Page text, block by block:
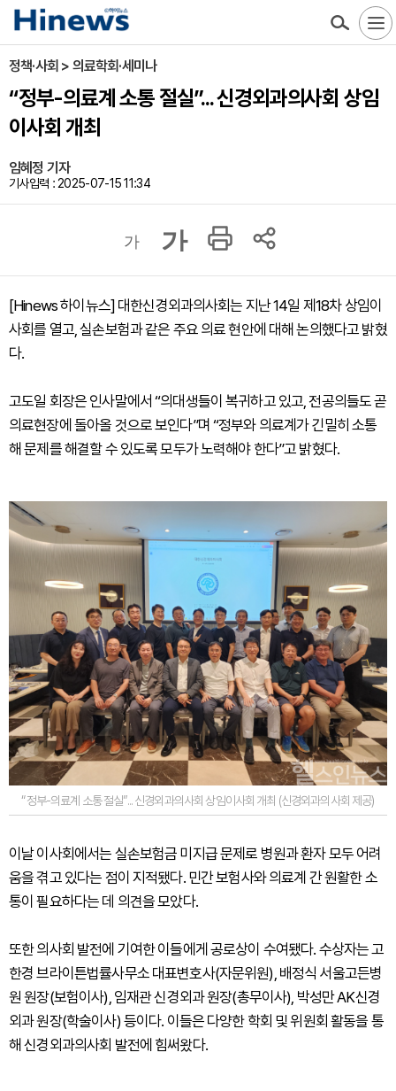
정책·사회 > 의료학회·세미나
“정부-의료계 소통 절실”... 신경외과의사회 상임
이사회 개최
임혜정 기자
기사입력 : 2025-07-15 11:34
가 가
[Hinews 하이뉴스] 대한신경외과의사회는 지난 14일 제18차 상임이
사회를 열고, 실손보험과 같은 주요 의료 현안에 대해 논의했다고 밝혔
다.
고도일 회장은 인사말에서 “의대생들이 복귀하고 있고, 전공의들도 곧
의료현장에 돌아올 것으로 보인다”며 “정부와 의료계가 긴밀히 소통
해 문제를 해결할 수 있도록 모두가 노력해야 한다”고 밝혔다.
“정부-의료계 소통 절실”... 신경외과의사회 상임이사회 개최 (신경외과의사회 제공)
이날 이사회에서는 실손보험금 미지급 문제로 병원과 환자 모두 어려
움을 겪고 있다는 점이 지적됐다. 민간 보험사와 의료계 간 원활한 소
통이 필요하다는 데 의견을 모았다.
또한 의사회 발전에 기여한 이들에게 공로상이 수여됐다. 수상자는 고
한경 브라이튼법률사무소 대표변호사(자문위원), 배정식 서울고든병
원 원장(보험이사), 임재관 신경외과 원장(총무이사), 박성만 AK신경
외과 원장(학술이사) 등이다. 이들은 다양한 학회 및 위원회 활동을 통
해 신경외과의사회 발전에 힘써왔다.